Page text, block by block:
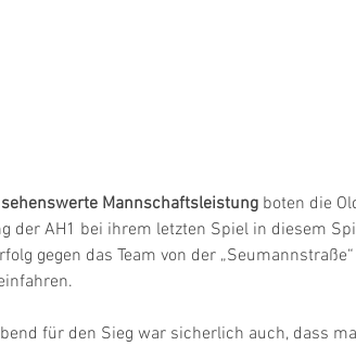
Mannschaftsleistung boten die
der AH1 bei ihrem letzten Spiel in diesem
gegen das Team von der
für den Sieg war sicherlich auch, dass